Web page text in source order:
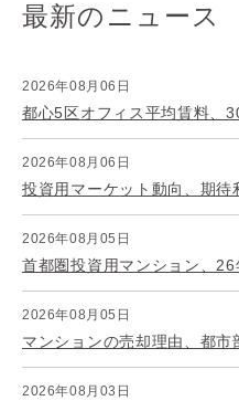
最新のニュース
2026年08月06日
都心5区オフィス平均賃料、
2026年08月06日
投資用マーケット動向、期待
2026年08月05日
首都圏投資用マンション、
2026年08月05日
マンションの売却理由、都
2026年08月03日